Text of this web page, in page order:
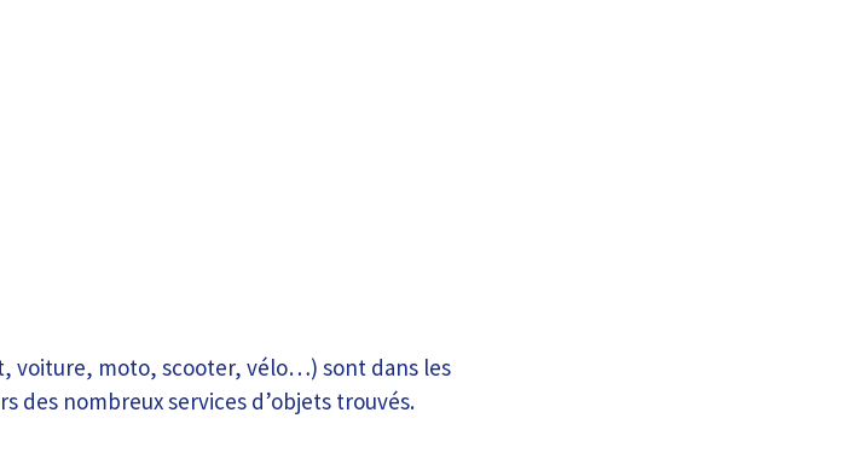
voiture, moto, scooter, vélo…) sont dans les
des nombreux services d’objets trouvés.